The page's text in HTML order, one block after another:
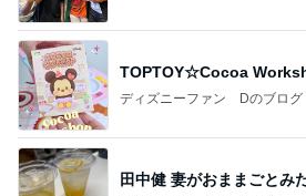
TOPTOY☆Cocoa
ディズニーファン Dのブログ
田中健 妻がおままごとみ